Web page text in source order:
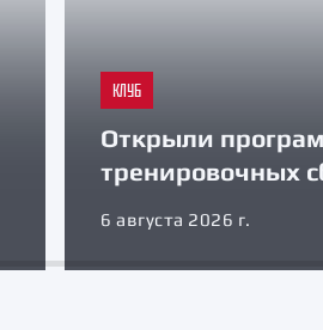
КЛУБ
Открыли
тренировочных
6 августа 2026 г.